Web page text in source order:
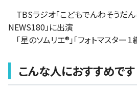
TBSラジオ「こどもでんわそうだん
NEWS180」に出演
「星のソムリエ®」「フォトマスター１
こんな人におすすめです